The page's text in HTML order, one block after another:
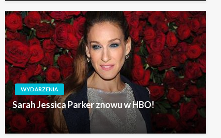
WYDARZENIA
Sarah Jessica Parker znowu w HBO!